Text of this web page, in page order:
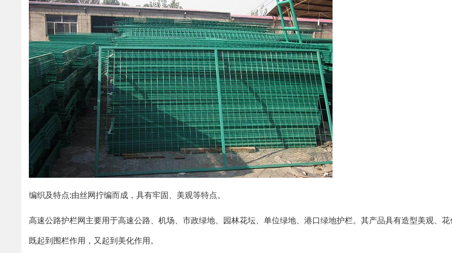
编织及特点:由丝网拧编而成，具有牢固、美观等特点。
高速公路护栏网主要用于高速公路、机场、市政绿地、园林花坛、单位绿地、港口绿地护栏。其产品具有造型美观、花
既起到围栏作用，又起到美化作用。